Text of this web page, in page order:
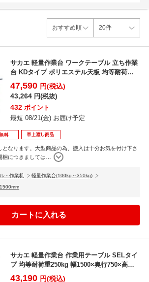
サカエ 軽量作業台 ワークテーブル 立ち作業
台 KDタイプ ポリエステル天板 均等耐荷重
350kg ...
47,590 円(税込)
43,264 円(税抜)
432 ポイント
最短 08/21(金) お届け予定
となります。大型商品の為、搬入は十分お気を付け下さ
梱につきましては
・作業机 軽量作業台(100kg～350kg)
サカエ 軽量作業台 作業用テーブル SELタイ
プ 均等耐荷重250kg 幅1500×奥行750×高
さ...
43,190 円(税込)